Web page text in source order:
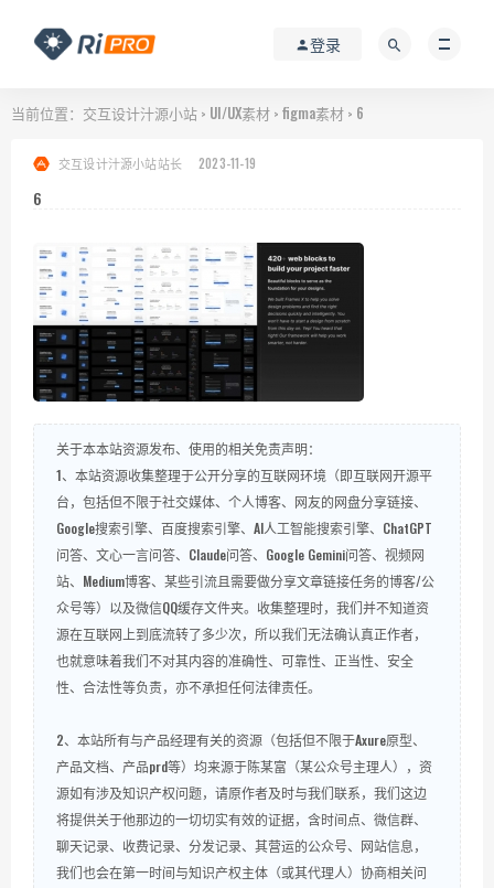
登录
当前位置： 交互设计汁源小站 > UI/UX素材 > figma素材 > 6
交互设计汁源小站站长 2023-11-19
6
关于本本站资源发布、使用的相关免责声明：
1、本站资源收集整理于公开分享的互联网环境（即互联网开源平
台，包括但不限于社交媒体、个人博客、网友的网盘分享链接、
Google搜索引擎、百度搜索引擎、AI人工智能搜索引擎、ChatGPT
问答、文心一言问答、Claude问答、Google Gemini问答、视频网
站、Medium博客、某些引流且需要做分享文章链接任务的博客/公
众号等）以及微信QQ缓存文件夹。收集整理时，我们并不知道资
源在互联网上到底流转了多少次，所以我们无法确认真正作者，
也就意味着我们不对其内容的准确性、可靠性、正当性、安全
性、合法性等负责，亦不承担任何法律责任。
2、本站所有与产品经理有关的资源（包括但不限于Axure原型、
产品文档、产品prd等）均来源于陈某富（某公众号主理人），资
源如有涉及知识产权问题，请原作者及时与我们联系，我们这边
将提供关于他那边的一切切实有效的证据，含时间点、微信群、
聊天记录、收费记录、分发记录、其营运的公众号、网站信息，
我们也会在第一时间与知识产权主体（或其代理人）协商相关问